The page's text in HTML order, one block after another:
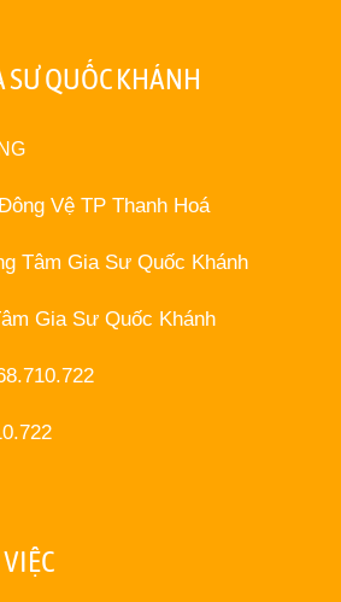
SƯ QUỐC KHÁNH
Vệ TP Thanh Hoá
Tâm Gia Sư Quốc Khánh
Gia Sư Quốc Khánh